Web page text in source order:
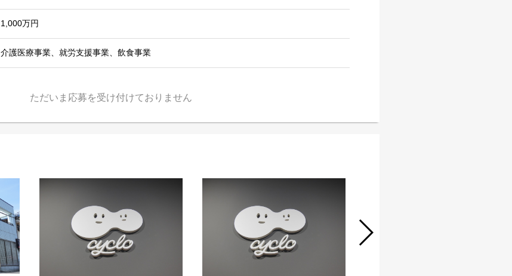
1,000万円
介護医療事業、就労支援事業、飲食事業
ただいま応募を受け付けておりません